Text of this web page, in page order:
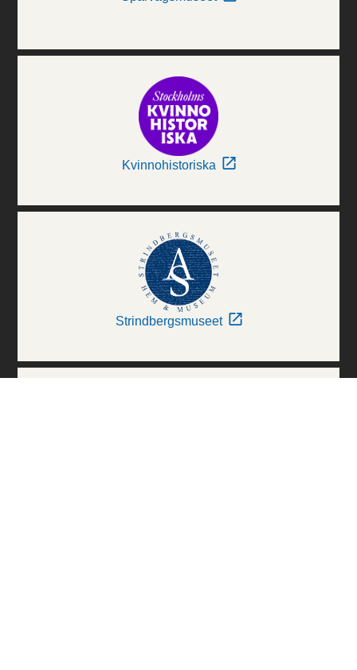
Kvinnohistoriska
Strindbergsmuseet